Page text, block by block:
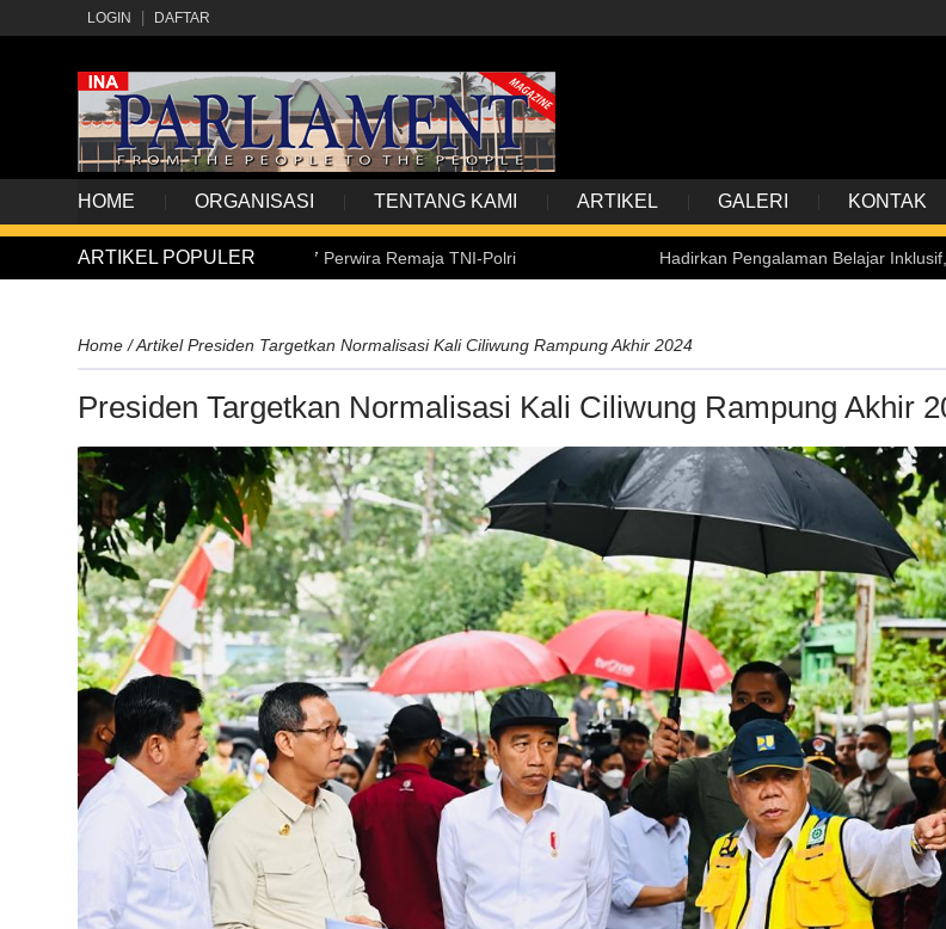
LOGIN DAFTAR
HOME ORGANISASI TENTANG KAMI ARTIKEL GALERI KONTAK
ARTIKEL POPULER
Prabowo Lantik 1.177 Perwira Remaja TNI-Polri Hadirkan Pengalaman Belajar Inklusif,
Home /Artikel Presiden Targetkan Normalisasi Kali Ciliwung Rampung Akhir 2024
Presiden Targetkan Normalisasi Kali Ciliwung Rampung Akhir